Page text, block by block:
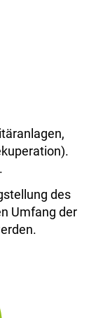
des
Umfang der